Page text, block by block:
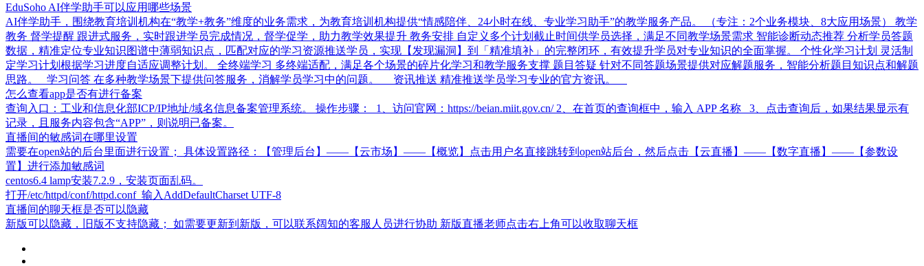
EduSoho AI伴学助手可以应用哪些场景
AI伴学助手，围绕教育培训机构在“教学+教务”维度的业务需求，为教育培训机构提供“情感陪伴、24小时在线、专业学习助手”的教学服务产品。 （专注：2个业务模块、8大应用场景） 教学
教务 督学提醒 跟进式服务，实时跟进学员完成情况，督学促学，助力教学效果提升 教务安排 自定义多个计划截止时间供学员选择，满足不同教学场景需求 智能诊断动态推荐 分析学员答题
数据，精准定位专业知识图谱中薄弱知识点，匹配对应的学习资源推送学员，实现【发现漏洞】到「精准填补」的完整闭环，有效提升学员对专业知识的全面掌握。 个性化学习计划 灵活制
定学习计划根据学习进度自适应调整计划。 全终端学习 多终端适配，满足各个场景的碎片化学习和教学服务支撑 题目答疑 针对不同答题场景提供对应解题服务，智能分析题目知识点和解题
思路。 学习问答 在多种教学场景下提供问答服务，消解学员学习中的问题。 资讯推送 精准推送学员学习专业的官方资讯。
怎么查看app是否有进行备案
查询入口：工业和信息化部ICP/IP地址/域名信息备案管理系统。 操作步骤： 1、访问官网：https://beian.miit.gov.cn/ 2、在首页的查询框中，输入 APP 名称 3、点击查询后，如果结果显示有
记录，且服务内容包含“APP”，则说明已备案。
直播间的敏感词在哪里设置
需要在open站的后台里面进行设置； 具体设置路径：【管理后台】——【云市场】——【概览】点击用户名直接跳转到open站后台，然后点击【云直播】——【数字直播】——【参数设
置】进行添加敏感词
centos6.4 lamp安装7.2.9，安装页面乱码。
打开/etc/httpd/conf/httpd.conf 输入AddDefaultCharset UTF-8
直播间的聊天框是否可以隐藏
新版可以隐藏，旧版不支持隐藏； 如需要更新到新版，可以联系阔知的客服人员进行协助 新版直播老师点击右上角可以收取聊天框